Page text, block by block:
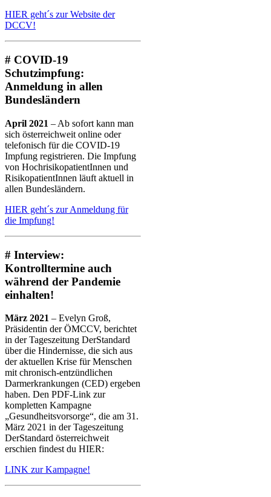
HIER geht´s zur Website der
DCCV!
# COVID-19
Schutzimpfung:
Anmeldung in allen
Bundesländern
April 2021 – Ab sofort kann man
sich österreichweit online oder
telefonisch für die COVID-19
Impfung registrieren. Die Impfung
von HochrisikopatientInnen und
RisikopatientInnen läuft aktuell in
allen Bundesländern.
HIER geht´s zur Anmeldung für
die Impfung!
# Interview:
Kontrolltermine auch
während der Pandemie
einhalten!
März 2021 – Evelyn Groß,
Präsidentin der ÖMCCV, berichtet
in der Tageszeitung DerStandard
über die Hindernisse, die sich aus
der aktuellen Krise für Menschen
mit chronisch-entzündlichen
Darmerkrankungen (CED) ergeben
haben. Den PDF-Link zur
kompletten Kampagne
„Gesundheitsvorsorge“, die am 31.
März 2021 in der Tageszeitung
DerStandard österreichweit
erschien findest du HIER:
LINK zur Kampagne!